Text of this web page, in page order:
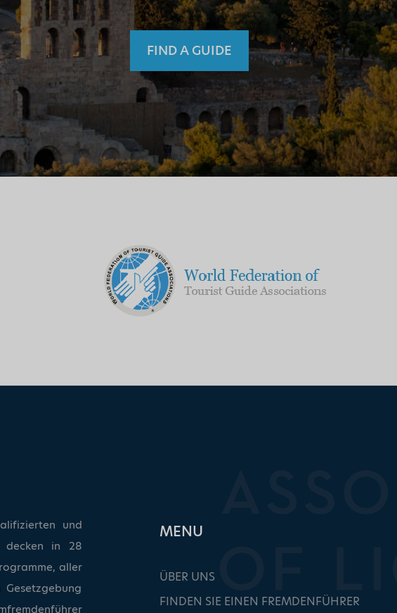
FIND A GUIDE
und
decken in 28
aller
ΜΕΝU
ÜBER UNS
FINDEN SIE EINEN FREMDENFÜHRER